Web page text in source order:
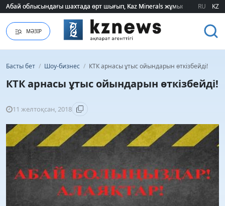
Абай облысындағы шахтада өрт шығып, Kaz Minerals жұмысшылары
Абай облысындағы шахтада өрт шығып, Kaz Minerals жұмысшылары
RU KZ
МӘЗІР
Басты бет / Шоу-бизнес / КТК арнасы ұтыс ойындарын өткізбейді!
КТК арнасы ұтыс ойындарын өткізбейді!
11 желтоқсан, 2018